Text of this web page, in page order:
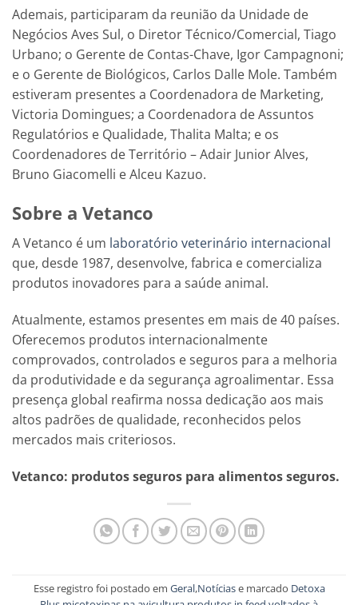
Ademais, participaram da reunião da Unidade de
Negócios Aves Sul, o Diretor Técnico/Comercial, Tiago
Urbano; o Gerente de Contas-Chave, Igor Campagnoni;
e o Gerente de Biológicos, Carlos Dalle Mole. Também
estiveram presentes a Coordenadora de Marketing,
Victoria Domingues; a Coordenadora de Assuntos
Regulatórios e Qualidade, Thalita Malta; e os
Coordenadores de Território – Adair Junior Alves,
Bruno Giacomelli e Alceu Kazuo.
Sobre a Vetanco
A Vetanco é um laboratório veterinário internacional
que, desde 1987, desenvolve, fabrica e comercializa
produtos inovadores para a saúde animal.
Atualmente, estamos presentes em mais de 40 países.
Oferecemos produtos internacionalmente
comprovados, controlados e seguros para a melhoria
da produtividade e da segurança agroalimentar. Essa
presença global reafirma nossa dedicação aos mais
altos padrões de qualidade, reconhecidos pelos
mercados mais criteriosos.
Vetanco: produtos seguros para alimentos seguros.
Esse registro foi postado em Geral,Notíciase marcado Detoxa